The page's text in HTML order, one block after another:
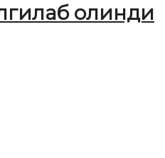
олинди